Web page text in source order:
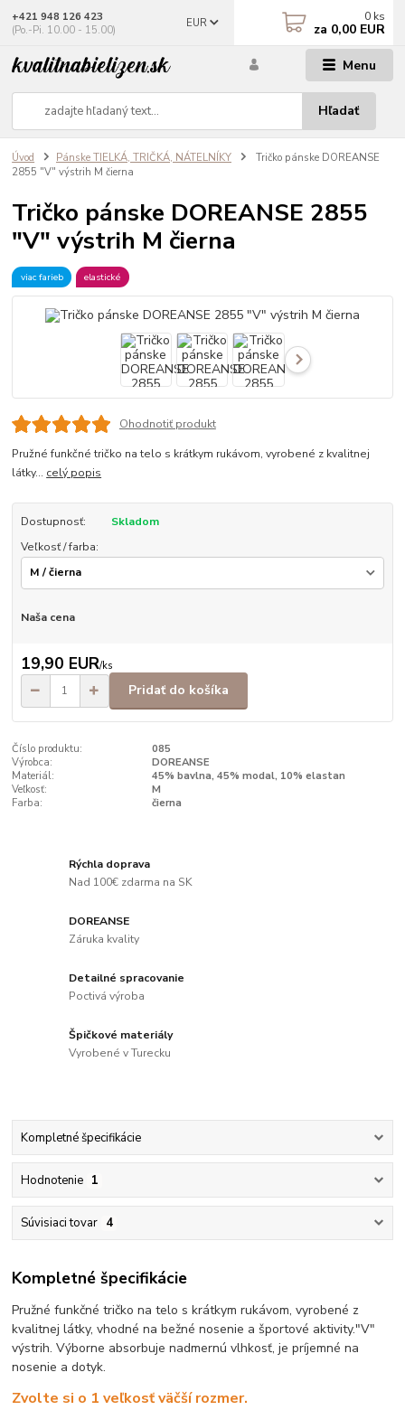
Menu
EUR
Hľadať
+421 948 126 423
(Po.-Pi. 10.00 - 15.00)
0 ks
za 0,00 EUR
Úvod Pánske TIELKÁ, TRIČKÁ, NÁTELNÍKY
Tričko pánske DOREANSE
2855 "V" výstrih M čierna
Tričko pánske DOREANSE 2855
"V" výstrih M čierna
viac farieb elastické
Ohodnotiť produkt
Pružné funkčné tričko na telo s krátkym rukávom, vyrobené z kvalitnej
látky... celý popis
Dostupnosť:
Skladom
Veľkosť / farba:
Naša cena
19,90 EUR/ks
Pridať do košíka
Číslo produktu:
085
Výrobca:
DOREANSE
Materiál:
45% bavlna, 45% modal, 10% elastan
Veľkosť:
M
Farba:
čierna
Rýchla doprava
Nad 100€ zdarma na SK
DOREANSE
Záruka kvality
Detailné spracovanie
Poctivá výroba
Špičkové materiály
Vyrobené v Turecku
Kompletné špecifikácie
Hodnotenie 1
Súvisiaci tovar 4
Kompletné špecifikácie
Pružné funkčné tričko na telo s krátkym rukávom, vyrobené z
kvalitnej látky, vhodné na bežné nosenie a športové aktivity."V"
výstrih. Výborne absorbuje nadmernú vlhkosť, je príjemné na
nosenie a dotyk.
Zvolte si o 1 veľkosť väčší rozmer.